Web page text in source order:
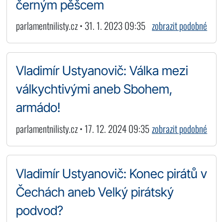
černým pěšcem
parlamentnilisty.cz • 31. 1. 2023 09:35 zobrazit podobné
Vladimír Ustyanovič: Válka mezi
válkychtivými aneb Sbohem,
armádo!
parlamentnilisty.cz • 17. 12. 2024 09:35zobrazit podobné
Vladimír Ustyanovič: Konec pirátů v
Čechách aneb Velký pirátský
podvod?